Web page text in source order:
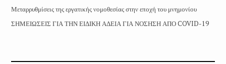
Μεταρρυθμίσεις της εργατικής νομοθεσίας στην εποχή του μνημονίου
ΣΗΜΕΙΩΣΕΙΣ ΓΙΑ ΤΗΝ ΕΙΔΙΚΗ ΑΔΕΙΑ ΓΙΑ ΝΟΣΗΣΗ ΑΠΟ COVID-19